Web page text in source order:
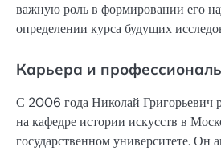
важную роль в формировании его
определении курса будущих
Карьера и
С 2006 года Николай Григорьевич
на кафедре истории искусств в
государственном университете. Он